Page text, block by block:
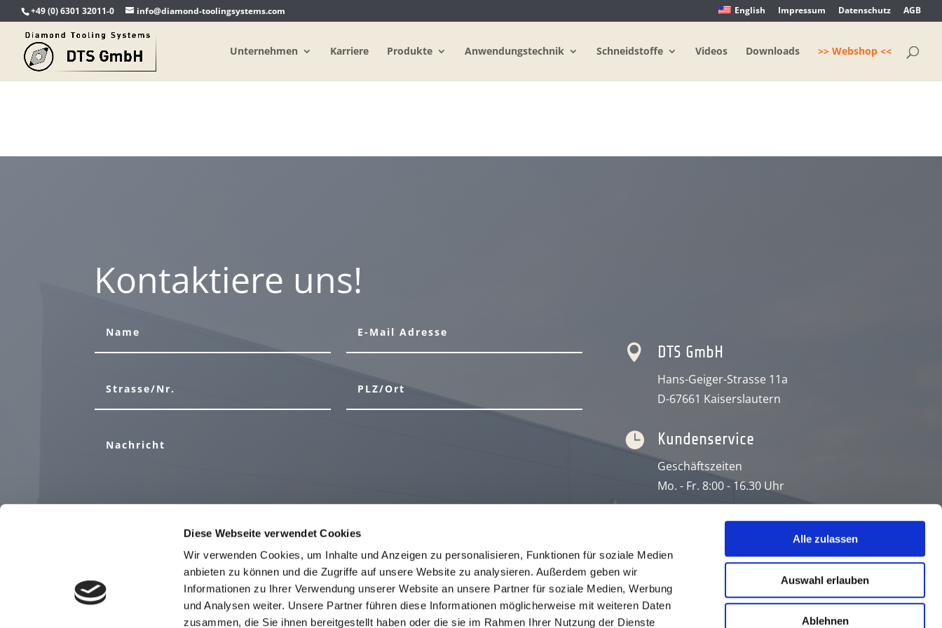
Diese Webseite verwendet Cookies
Wir verwenden Cookies, um Inhalte und Anzeigen zu personalisieren, Funktionen für soziale Medien
anbieten zu können und die Zugriffe auf unsere Website zu analysieren. Außerdem geben wir
Informationen zu Ihrer Verwendung unserer Website an unsere Partner für soziale Medien, Werbung
und Analysen weiter. Unsere Partner führen diese Informationen möglicherweise mit weiteren Daten
zusammen, die Sie ihnen bereitgestellt haben oder die sie im Rahmen Ihrer Nutzung der Dienste
Alle zulassen
Auswahl erlauben
Ablehnen
+49 (0) 6301 32011-0 info@diamond-toolingsystems.com English Impressum Datenschutz AGB
Unternehmen Karriere Produkte Anwendungstechnik Schneidstoffe Videos Downloads >> Webshop <<
Kontaktiere uns!
NACHRICHT SENDEN
 DTS GmbH
Hans-Geiger-Strasse 11a
D-67661 Kaiserslautern
 Kundenservice
Geschäftszeiten
Mo. - Fr. 8:00 - 16.30 Uhr
Kontaktdaten
T: +49 (0) 6301 32011-0